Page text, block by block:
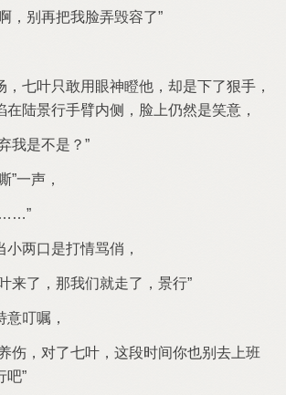
别再把 脸弄毁容
只敢用眼神瞪 却 下
狠手
手臂内侧 脸上仍然 笑意
？
声
小两口 打情骂俏
那 们就走
意叮嘱
伤 对 段时间
也别去上班
吧